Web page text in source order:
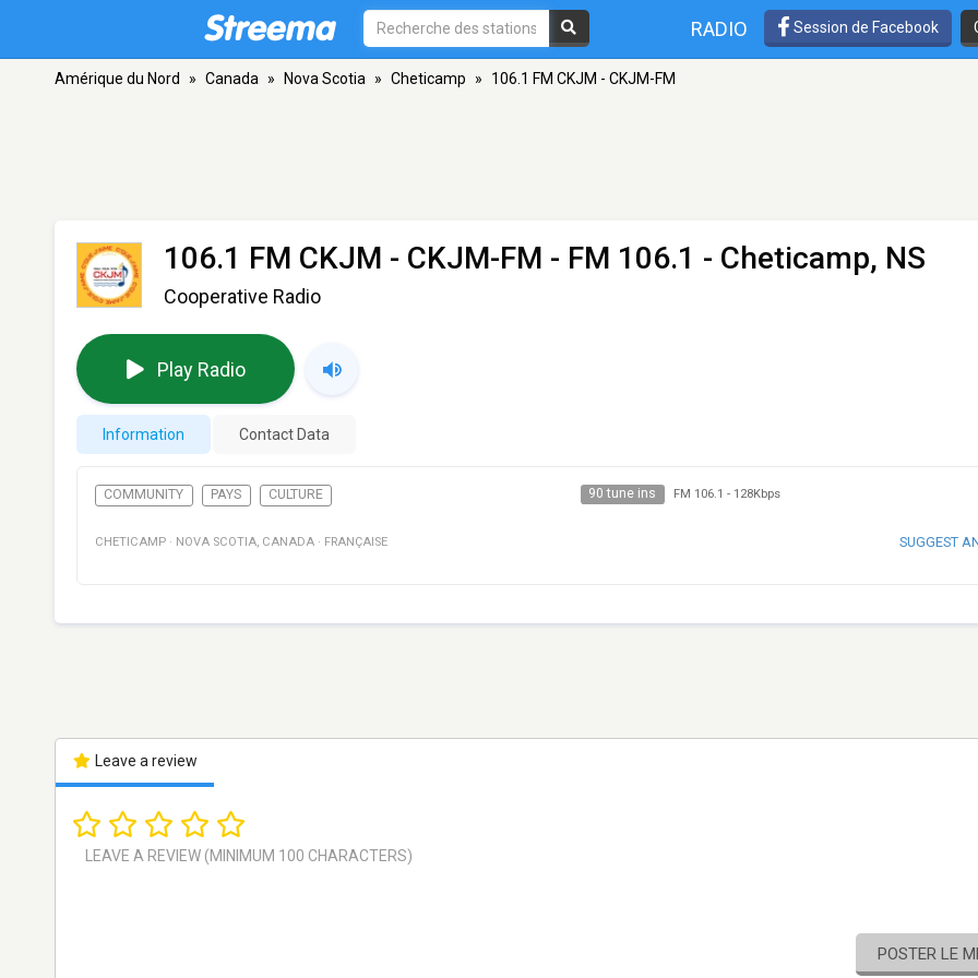
RADIO Session de Facebook
Amérique du Nord » Canada » Nova Scotia » Cheticamp » 106.1 FM CKJM - CKJM-FM
106.1 FM CKJM - CKJM-FM - FM 106.1 - Cheticamp, NS
Cooperative Radio
Play Radio
Information Contact Data
COMMUNITY PAYS CULTURE 90 tune ins FM 106.1 - 128Kbps
CHETICAMP · NOVA SCOTIA, CANADA · FRANÇAISE SUGGEST
Leave a review
POSTER LE